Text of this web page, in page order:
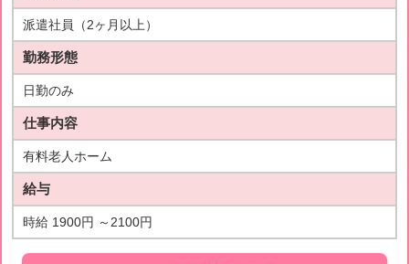
派遣社員（2ヶ月以上）
勤務形態
日勤のみ
仕事内容
有料老人ホーム
給与
時給 1900円 ～2100円